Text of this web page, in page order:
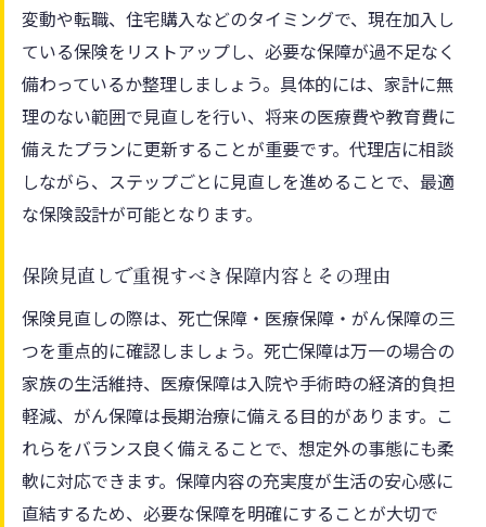
変動や転職、住宅購入などのタイミングで、現在加入し
ている保険をリストアップし、必要な保障が過不足なく
備わっているか整理しましょう。具体的には、家計に無
理のない範囲で見直しを行い、将来の医療費や教育費に
備えたプランに更新することが重要です。代理店に相談
しながら、ステップごとに見直しを進めることで、最適
な保険設計が可能となります。
保険見直しで重視すべき保障内容とその理由
保険見直しの際は、死亡保障・医療保障・がん保障の三
つを重点的に確認しましょう。死亡保障は万一の場合の
家族の生活維持、医療保障は入院や手術時の経済的負担
軽減、がん保障は長期治療に備える目的があります。こ
れらをバランス良く備えることで、想定外の事態にも柔
軟に対応できます。保障内容の充実度が生活の安心感に
直結するため、必要な保障を明確にすることが大切で